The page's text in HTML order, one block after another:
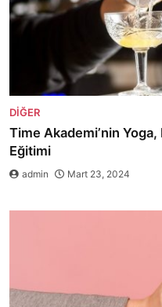
DIĞER
Time Akademi’nin
Eğitimi
admin Mart 23, 2024